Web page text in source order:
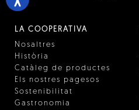
LA COOPERATIVA
Nosaltres
Història
Catàleg de productes
Els nostres pagesos
Sostenibilitat
Gastronomia